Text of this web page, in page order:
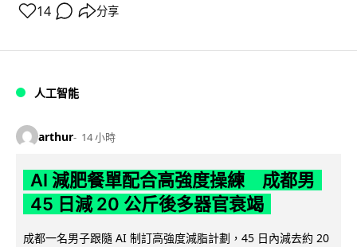
14 分享
人工智能
arthur 14 小時
AI 減肥餐單配合高強度操練 成都男
45 日減 20 公斤後多器官衰竭
成都一名男子跟隨 AI 制訂高強度減脂計劃，45 日內減去約 20